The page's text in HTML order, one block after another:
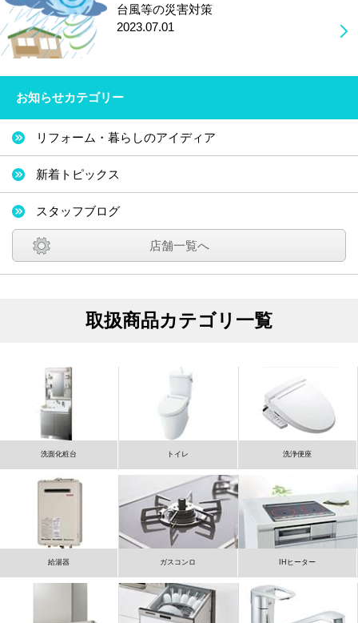
台風等の災害対策
2023.07.01
お知らせカテゴリー
リフォーム・暮らしのアイディア
新着トピックス
スタッフブログ
店舗一覧へ
取扱商品カテゴリ一覧
洗面化粧台 トイレ 洗浄便座
給湯器 ガスコンロ IHヒーター